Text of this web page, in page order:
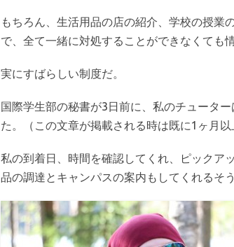
もちろん、生活用品の店の紹介、学校の授業
で、全て一緒に対処することができなくても
実にすばらしい制度だ。
国際学生部の秘書が3日前に、私のチュータ
た。（この文章が掲載される時は既に1ヶ月以
私の到着日、時間を確認してくれ、ピックア
品の調達とキャンパスの案内もしてくれるそう